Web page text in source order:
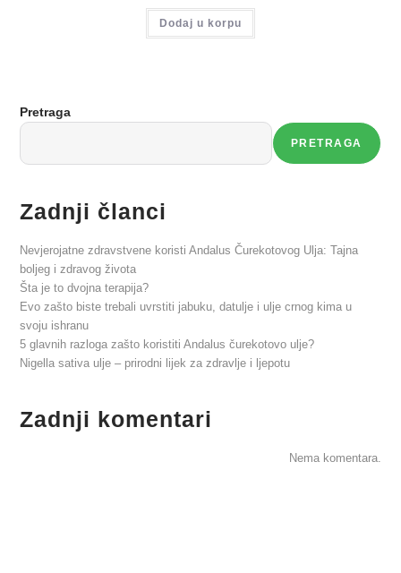
Dodaj u korpu
Pretraga
PRETRAGA
Zadnji članci
Nevjerojatne zdravstvene koristi Andalus Čurekotovog Ulja: Tajna
boljeg i zdravog života
Šta je to dvojna terapija?
Evo zašto biste trebali uvrstiti jabuku, datulje i ulje crnog kima u
svoju ishranu
5 glavnih razloga zašto koristiti Andalus čurekotovo ulje?
Nigella sativa ulje – prirodni lijek za zdravlje i ljepotu
Zadnji komentari
Nema komentara.